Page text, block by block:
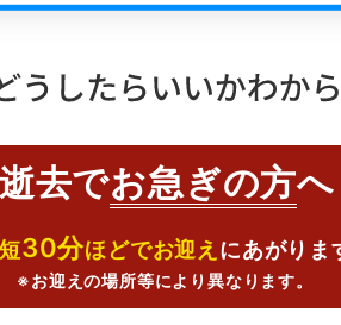
去でお急ぎの方へ
30分ほどでお迎え にあがりま
※お迎えの場所等により異なります。